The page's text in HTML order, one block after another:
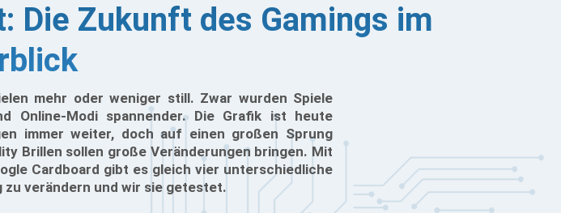
Die Zukunft des Gamings im
mehr oder weniger still. Zwar wurden Spiele
Online-Modi spannender. Die Grafik ist heute
immer weiter, doch auf einen großen Sprung
Brillen sollen große Veränderungen bringen. Mit
Cardboard gibt es gleich vier unterschiedliche
zu verändern und wir sie getestet.